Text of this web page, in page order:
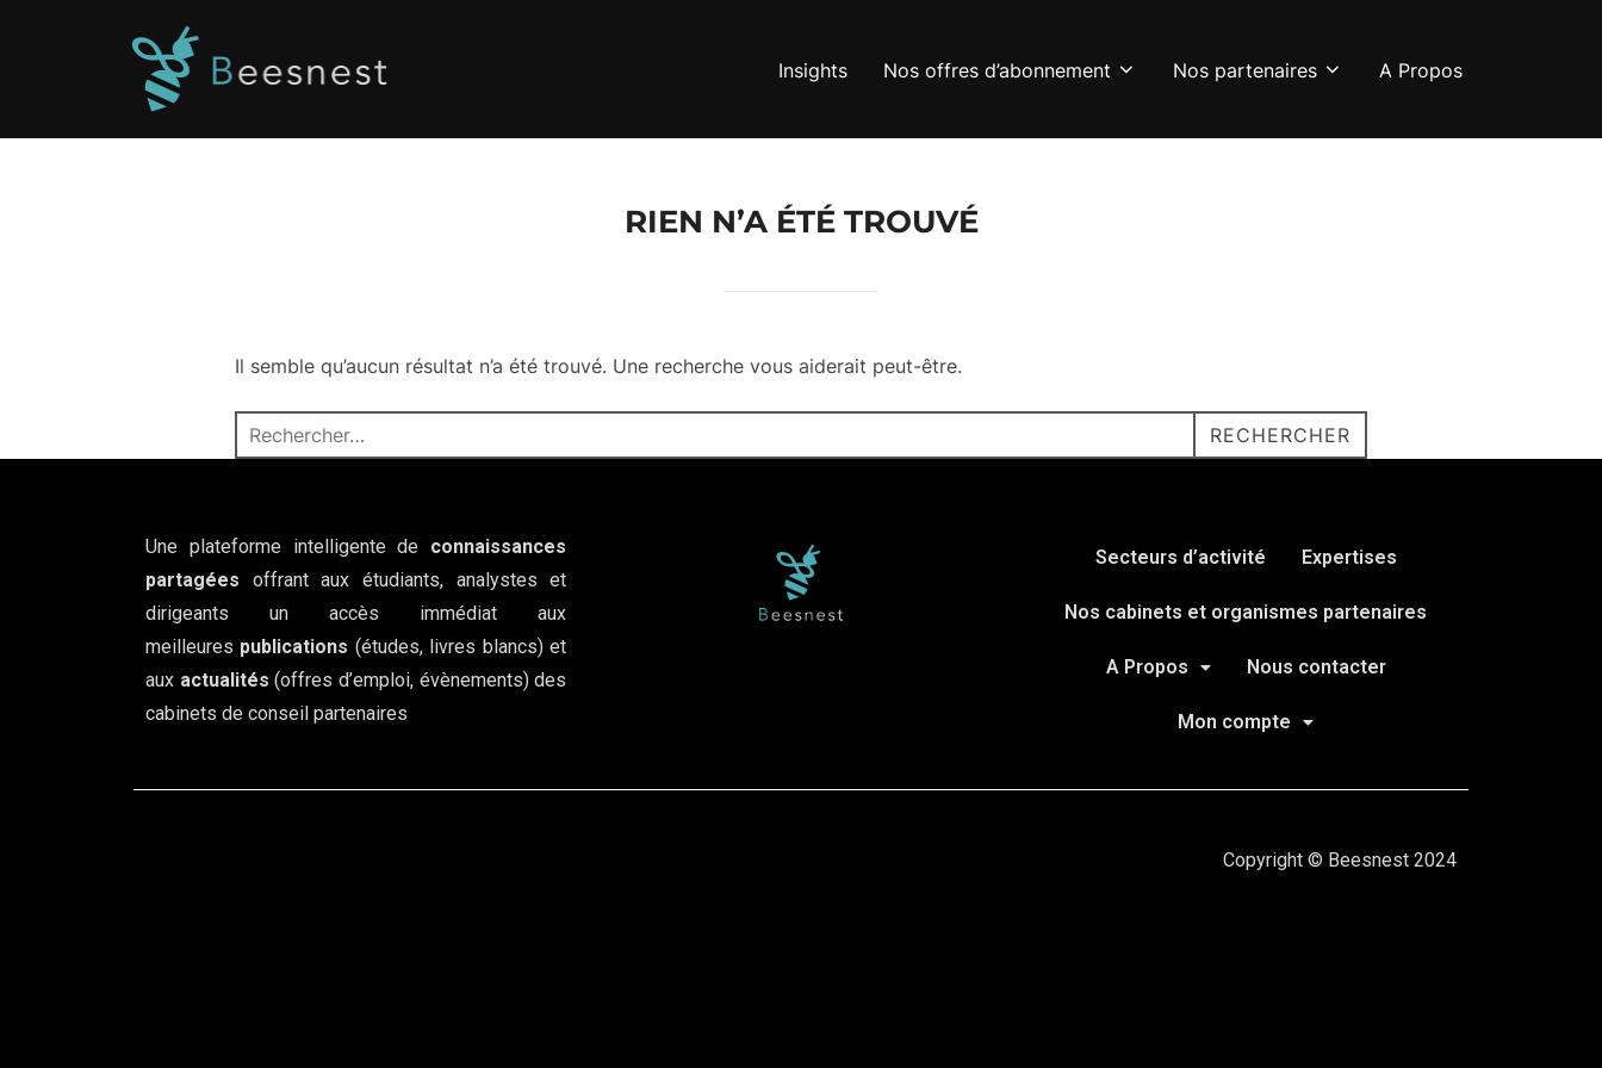
Insights Nos offres d’abonnement Nos partenaires A Propos
RIEN N’A ÉTÉ TROUVÉ
Il semble qu’aucun résultat n’a été trouvé. Une recherche vous aiderait peut-être.
RECHERCHER
Une plateforme intelligente de connaissances
partagées offrant aux étudiants, analystes et
dirigeants un accès immédiat aux
meilleures publications (études, livres blancs) et
aux actualités (offres d’emploi, évènements) des
cabinets de conseil partenaires
Secteurs d’activité Expertises
Nos cabinets et organismes partenaires
A Propos Nous contacter
Mon compte
Copyright © Beesnest 2024